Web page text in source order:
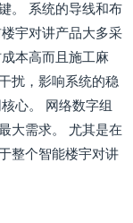
。 系统的导线和布
宇对讲产品大多采
本高而且施工麻
扰，影响系统的稳
心。 网络数字组
大需求。 尤其是在
整个智能楼宇对讲